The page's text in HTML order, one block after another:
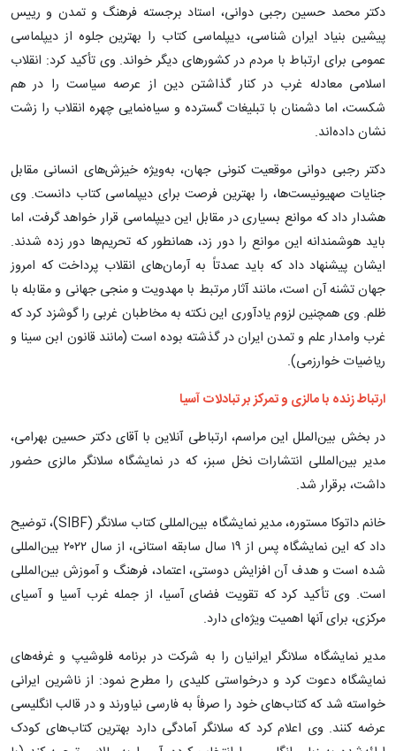
دکتر محمد حسین رجبی دوانی، استاد برجسته فرهنگ و تمدن و رییس
پیشین بنیاد ایران شناسی، دیپلماسی کتاب را بهترین جلوه از دیپلماسی
عمومی برای ارتباط با مردم در کشورهای دیگر خواند. وی تأکید کرد: انقلاب
اسلامی معادله غرب در کنار گذاشتن دین از عرصه سیاست را در هم
شکست، اما دشمنان با تبلیغات گسترده و سیاه‌نمایی چهره انقلاب را زشت
نشان داده‌اند.
دکتر رجبی دوانی موقعیت کنونی جهان، به‌ویژه خیزش‌های انسانی مقابل
جنایات صهیونیست‌ها، را بهترین فرصت برای دیپلماسی کتاب دانست. وی
هشدار داد که موانع بسیاری در مقابل این دیپلماسی قرار خواهد گرفت، اما
باید هوشمندانه این موانع را دور زد، همانطور که تحریم‌ها دور زده شدند.
ایشان پیشنهاد داد که باید عمدتاً به آرمان‌های انقلاب پرداخت که امروز
جهان تشنه آن است، مانند آثار مرتبط با مهدویت و منجی جهانی و مقابله با
ظلم. وی همچنین لزوم یادآوری این نکته به مخاطبان غربی را گوشزد کرد که
غرب وامدار علم و تمدن ایران در گذشته بوده است (مانند قانون ابن سینا و
ریاضیات خوارزمی).
ارتباط زنده با مالزی و تمرکز بر تبادلات آسیا
در بخش بین‌الملل این مراسم، ارتباطی آنلاین با آقای دکتر حسین بهرامی،
مدیر بین‌المللی انتشارات نخل سبز، که در نمایشگاه سلانگر مالزی حضور
داشت، برقرار شد.
خانم داتوکا مستوره، مدیر نمایشگاه بین‌المللی کتاب سلانگر (SIBF)، توضیح
داد که این نمایشگاه پس از ۱۹ سال سابقه استانی، از سال ۲۰۲۲ بین‌المللی
شده است و هدف آن افزایش دوستی، اعتماد، فرهنگ و آموزش بین‌المللی
است. وی تأکید کرد که تقویت فضای آسیا، از جمله غرب آسیا و آسیای
مرکزی، برای آنها اهمیت ویژه‌ای دارد.
مدیر نمایشگاه سلانگر ایرانیان را به شرکت در برنامه فلوشیپ و غرفه‌های
نمایشگاه دعوت کرد و درخواستی کلیدی را مطرح نمود: از ناشرین ایرانی
خواسته شد که کتاب‌های خود را صرفاً به فارسی نیاورند و در قالب انگلیسی
عرضه کنند. وی اعلام کرد که سلانگر آمادگی دارد بهترین کتاب‌های کودک